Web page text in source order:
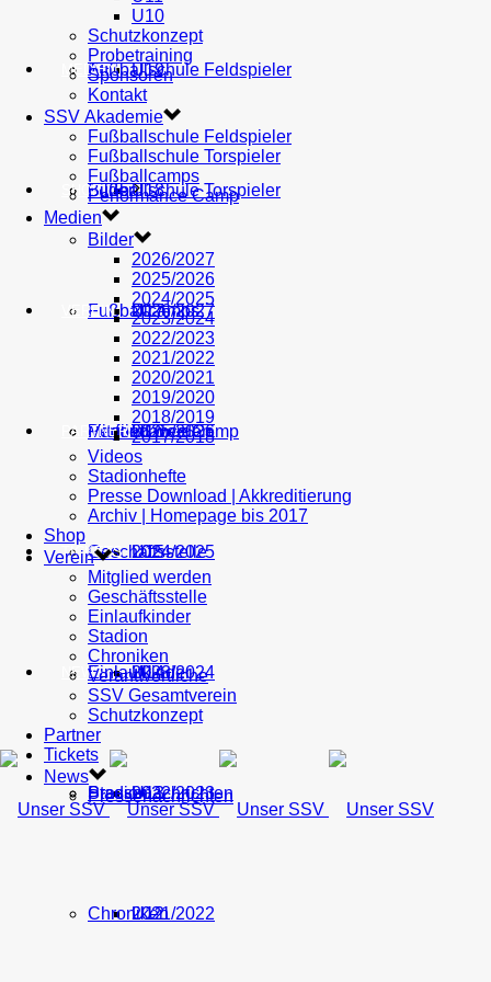
AH U19
U18
U17
U16
U15
U14
U13
U12
Fußballschule Feldspieler
Fußballschule Torspieler
Fußballcamps
Performance Camp
MEDIEN
Bilder
2026/2027
2025/2026
2024/2025
2023/2024
2022/2023
2021/2022
SHOP
VEREIN
Mitglied werden
Geschäftsstelle
Einlaufkinder
Stadion
Chroniken
PARTNER
TICKETS
NEWS
Pressenachrichten
U10
Schutzkonzept
Probetraining
Sponsoren
Kontakt
SSV Akademie
Fußballschule Feldspieler
Fußballschule Torspieler
Fußballcamps
Performance Camp
Medien
Bilder
2026/2027
2025/2026
2024/2025
2023/2024
2022/2023
2021/2022
2020/2021
2019/2020
2018/2019
2017/2018
Videos
Stadionhefte
Presse Download | Akkreditierung
Archiv | Homepage bis 2017
Shop
Verein
Mitglied werden
Geschäftsstelle
Einlaufkinder
Stadion
Chroniken
Verantwortliche
SSV Gesamtverein
Schutzkonzept
Partner
Tickets
News
Pressenachrichten